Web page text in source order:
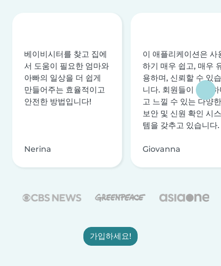
베이비시터를 찾고 집에
서 도움이 필요한 엄마와
아빠의 일상을 더 쉽게
만들어주는 효율적이고
안전한 방법입니다!
Nerina
이 애플리케이션은 사
하기 매우 쉽고, 매우
용하며, 신뢰할 수 있습
니다. 회원들이 안전
고 느낄 수 있는 다양한
보안 및 신원 확인 시스
템을 갖추고 있습니다.
Giovanna
가입하세요!